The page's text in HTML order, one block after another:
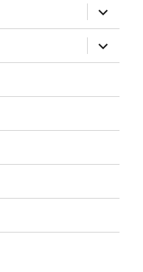
expandir
el
menú
inferior
expandir
el
menú